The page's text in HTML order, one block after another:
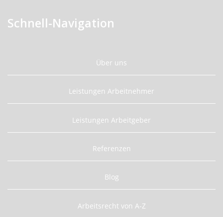
Schnell-Navigation
Über uns
Leistungen Arbeitnehmer
Leistungen Arbeitgeber
Referenzen
Blog
Arbeitsrecht von A-Z